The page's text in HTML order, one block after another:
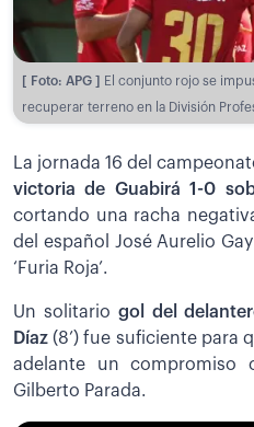
[ Foto: APG ]
El conjunto rojo se
recuperar terreno en la División
La jornada 16 del
victoria de Guabirá 1-0
cortando una racha
del español José Aurelio
‘Furia Roja’.
Un solitario gol del
Díaz (8’) fue suficiente para
adelante un compromiso
Gilberto Parada.